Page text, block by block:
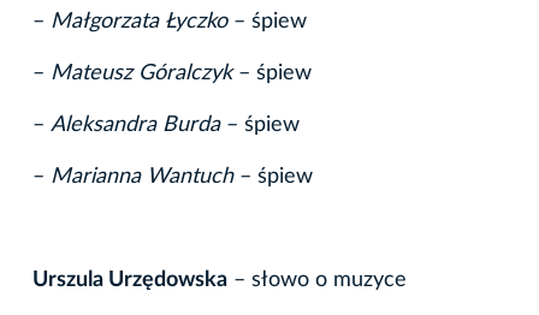
– Małgorzata Łyczko– śpiew
– Mateusz Góralczyk– śpiew
– Aleksandra Burda– śpiew
– Marianna Wantuch– śpiew
Urszula Urzędowska – słowo o muzyce